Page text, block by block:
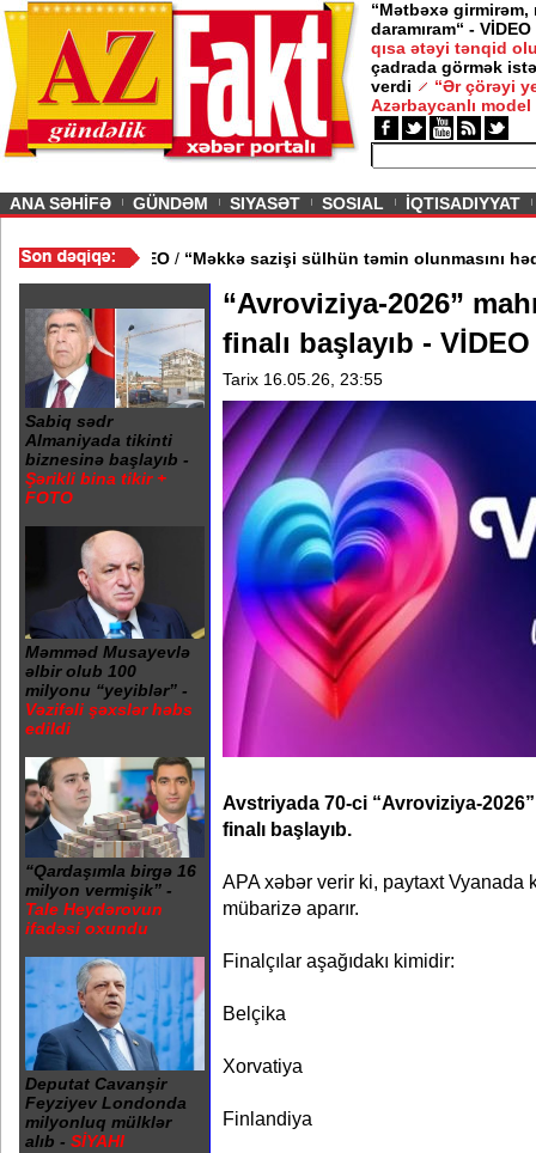
“Mətbəxə girmirəm,
daramıram“ - VİDEO
qısa ətəyi tənqid
çadrada görmək
verdi
“Ər çörəyi
Azərbaycanlı model
/ — 12 İyun 2026
məclislərinə bir şərtlə gedirəm” -Nigar
ANA SƏHİFƏ GÜNDƏM SIYASƏT SOSIAL İQTISADIYYAT
kənarlaşdırılıb - VİDEO/“Məkkə sazişi sülhün təmin
Sabiq sədr
Almaniyada tikinti
biznesinə başlayıb -
Şərikli bina tikir +
FOTO
Məmməd Musayevlə
əlbir olub 100
milyonu “yeyiblər” -
Vəzifəli şəxslər həbs
edildi
“Qardaşımla birgə 16
milyon vermişik” -
Tale Heydərovun
ifadəsi oxundu
Deputat Cavanşir
Feyziyev Londonda
milyonluq mülklər
alıb - SİYAHI
“Avroviziya-2026”
finalı başlayıb - VİDEO
Tarix 16.05.26, 23:55
Avstriyada 70-ci “Avroviziya-
finalı başlayıb.
APA xəbər verir ki, paytaxt Vyanada
mübarizə aparır.
Finalçılar aşağıdakı kimidir:
Belçika
Xorvatiya
Finlandiya